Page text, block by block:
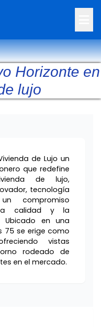
Horizonte en
lujo
de Lujo un
que redefine
de lujo,
tecnología
compromiso
la calidad y la
Ubicado en una
75 se erige como
vistas
rodeado de
en el mercado.